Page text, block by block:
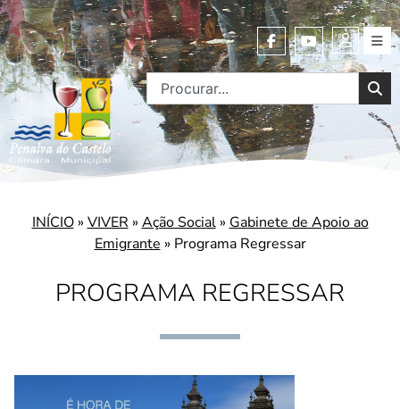
PROGRAMA REGRESSAR
INÍCIO» VIVER » Ação Social» Gabinete de Apoio ao
Emigrante » Programa Regressar